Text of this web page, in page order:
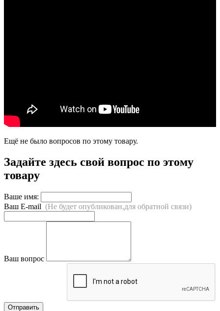
Ещё не было вопросов по этому товару.
Задайте здесь свой вопрос по этому
товару
Ваше имя:
Ваш E-mail (Не будет опубликован,для обратной связи)
Ваш вопрос
Отправить